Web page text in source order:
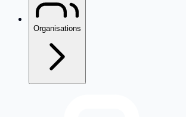
Organisations